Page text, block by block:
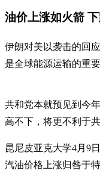
油价上涨如火箭
伊朗对美以袭击的回
是全球能源运输的重
共和党本就预见到今
高不下，将更不利于
昆尼皮亚克大学4月9
汽油价格上涨归咎于